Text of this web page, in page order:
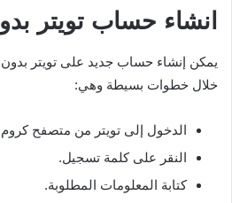
انشاء حساب تويتر
يمكن إنشاء حساب جديد على تويتر
خلال خطوات بسيطة وهي:
الدخول إلى تويتر من متصفح
النقر على كلمة تسجيل.
كتابة المعلومات المطلوبة.